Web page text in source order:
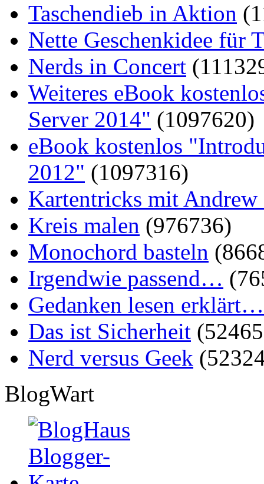
Taschendieb in Aktion
Nette Geschenkidee für
Nerds in Concert
Weiteres eBook
Server 2014" (1097620)
eBook kostenlos
2012" (1097316)
Kartentricks mit
Kreis malen (976736)
Monochord basteln
Irgendwie passend…
Gedanken lesen erklärt…
Das ist Sicherheit
Nerd versus Geek
BlogWart